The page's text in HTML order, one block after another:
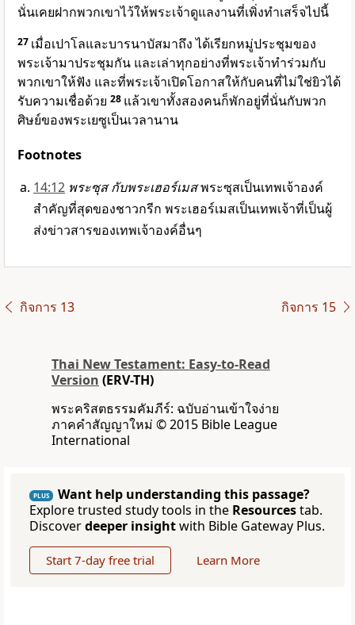
นั่นเคยฝากพวกเขาไว้ให้พระเจ้าดูแลงานที่เพิ่งทำเสร็จไปนี้
27 เมื่อเปาโลและบารนาบัสมาถึง ได้เรียกหมู่ประชุมของ
พระเจ้ามาประชุมกัน และเล่าทุกอย่างที่พระเจ้าทำร่วมกับ
พวกเขาให้ฟัง และที่พระเจ้าเปิดโอกาสให้กับคนที่ไม่ใช่ยิวได้
รับความเชื่อด้วย 28 แล้วเขาทั้งสองคนก็พักอยู่ที่นั่นกับพวก
ศิษย์ของพระเยซูเป็นเวลานาน
Footnotes
14:12 พระซุส กับพระเฮอร์เมสพระซุสเป็นเทพเจ้าองค์
สำคัญที่สุดของชาวกรีก พระเฮอร์เมสเป็นเทพเจ้าที่เป็นผู้
ส่งข่าวสารของเทพเจ้าองค์อื่นๆ
กิจการ 13 กิจการ 15
Thai New Testament: Easy-to-Read
Version (ERV-TH)
พระคริสตธรรมคัมภีร์: ฉบับอ่านเข้าใจง่าย
ภาคคำสัญญาใหม่ © 2015 Bible League
International
PLUS
Want help understanding this passage?
Explore trusted study tools in the Resourcestab.
Discoverdeeper insightwith Bible Gateway Plus.
Start 7-day free trial Learn More